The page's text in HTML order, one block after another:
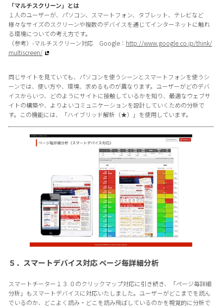
「マルチスクリーン」とは
１人のユーザーが、パソコン、スマートフォン、タブレット、テレビなど
様々なサイズのスクリーンや複数のデバイスを通じてインターネットに触れ
る環境についての考え方です。
（参考）-マルチスクリーン対応 Google： http://www.google.co.jp/think/
multiscreen/
同じサイトを見ていても、パソコンを使うシーンとスマートフォンを使うシ
ーンでは、使い方や、環境、求めるものが異なります。ユーザーがどのデバ
イスからいつ、どのようにサイトに接触しているかを知り、最適なウェブサ
イトの構築や、よりよいコミュニケーションを設計していくための分析で
す。この機能には、「ハイブリッド解析（★）」を使用しています。
５．スマートデバイス対応 ページ毎詳細分析
スマートチーター１３.０のクリックマップ対応に引き続き、「ページ毎詳細
分析」もスマートデバイスに対応いたしました。ユーザーがどこまでを読ん
でいるのか、どこよく読み・どこを読み飛ばしているのかを視覚的に分析で